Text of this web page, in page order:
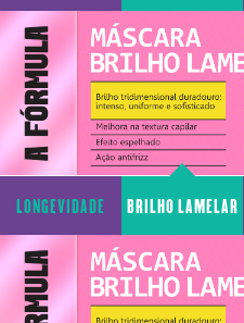
CAPILAR
LONGEVIDADE
CAPILAR
BRILHO LAMELAR